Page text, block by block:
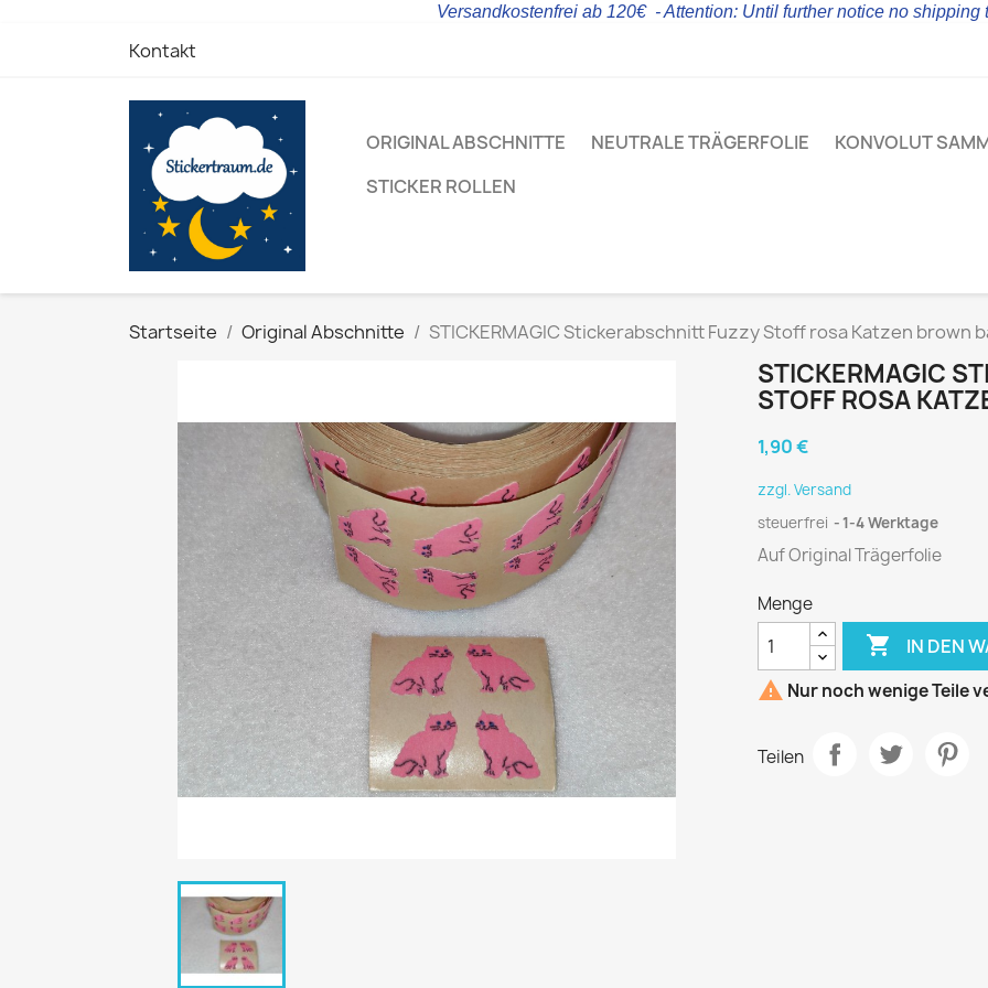
Versandkostenfrei ab 120€ - Attention: Until further notice no shipping
Kontakt
ORIGINAL ABSCHNITTE NEUTRALE TRÄGERFOLIE KONVOLUT
STICKER ROLLEN
Startseite Original Abschnitte STICKERMAGIC Stickerabschnitt Fuzzy Stoff rosa Katzen brown
STICKERMAGIC
STOFF ROSA
1,90 €
zzgl. Versand
steuerfrei
1-4 Werktage
Auf Original Trägerfolie
Menge
 IN DEN
 Nur noch wenige Teile
Teilen